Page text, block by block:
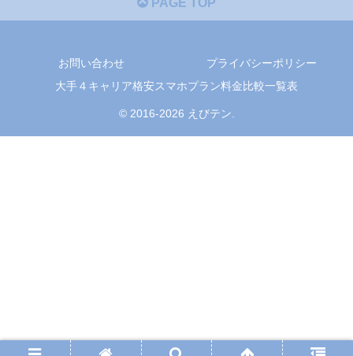
PAGE TOP
お問い合わせ
プライバシーポリシー
大手４キャリア格安スマホプラン料金比較一覧表
© 2016-2026 えびテン.